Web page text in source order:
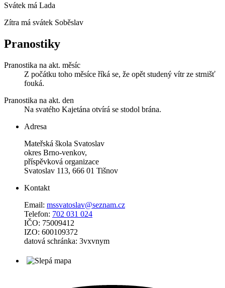
Svátek má Lada
Zítra má svátek Soběslav
Pranostiky
Pranostika na akt. měsíc
Z počátku toho měsíce říká se, že opět studený vítr ze strnišť
fouká.
Pranostika na akt. den
Na svatého Kajetána otvírá se stodol brána.
Adresa
Mateřská škola Svatoslav
okres Brno-venkov,
příspěvková organizace
Svatoslav 113, 666 01 Tišnov
Kontakt
Email: mssvatoslav@seznam.cz
Telefon: 702 031 024
IČO: 75009412
IZO: 600109372
datová schránka: 3vxvnym